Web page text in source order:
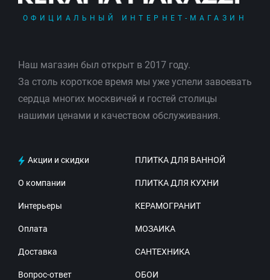
ОФИЦИАЛЬНЫЙ ИНТЕРНЕТ-МАГАЗИН
Наш магазин был открыт в 2017 году.
За столь короткое время мы уже успели завоевать
сердца многих москвичей и гостей столицы
нашими ценами и качеством обслуживания.
Акции и скидки
О компании
Интерьеры
Оплата
Доставка
Вопрос-ответ
ПЛИТКА ДЛЯ ВАННОЙ
ПЛИТКА ДЛЯ КУХНИ
КЕРАМОГРАНИТ
МОЗАИКА
САНТЕХНИКА
ОБОИ